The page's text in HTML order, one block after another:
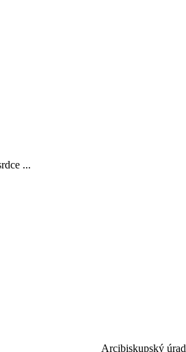
...
Arcibiskupský úrad